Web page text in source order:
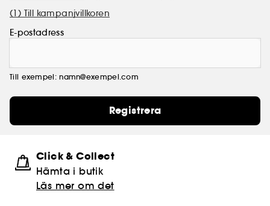
(1) Till kampanjvillkoren
E-postadress
Till exempel: namn@exempel.com
Registrera
Click & Collect
Hämta i butik​
Läs mer om det